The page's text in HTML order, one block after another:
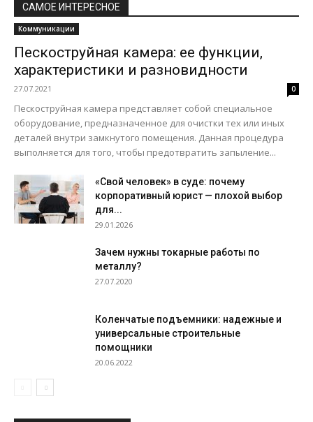
САМОЕ ИНТЕРЕСНОЕ
Коммуникации
Пескоструйная камера: ее функции,
характеристики и разновидности
27.07.2021 0
Пескоструйная камера представляет собой специальное
оборудование, предназначенное для очистки тех или иных
деталей внутри замкнутого помещения. Данная процедура
выполняется для того, чтобы предотвратить запыление...
«Свой человек» в суде: почему
корпоративный юрист — плохой выбор
для...
29.01.2026
Зачем нужны токарные работы по
металлу?
27.07.2020
Коленчатые подъемники: надежные и
универсальные строительные
помощники
20.06.2022